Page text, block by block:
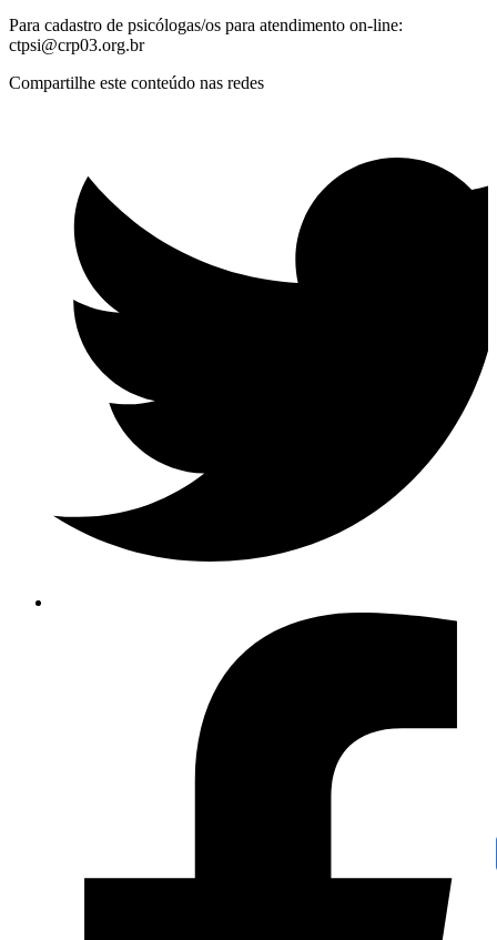
Para cadastro de psicólogas/os para atendimento on-line:
ctpsi@crp03.org.br
Compartilhe este conteúdo nas redes